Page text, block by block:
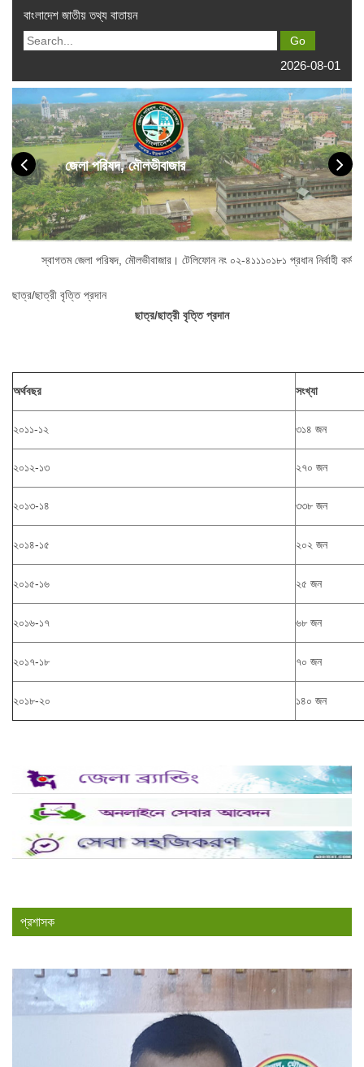
বাংলাদেশ জাতীয় তথ্য বাতায়ন
2026-08-01
জেলা পরিষদ, মৌলভীবাজার
জেলা পরিষদ, মৌলভীবাজার। টেলিফোন নং ০২-৪১১১০১৮১ প্রধান নির্বাহী কর্মকর্তা
ছাত্র/ছাত্রী বৃত্তি প্রদান
ছাত্র/ছাত্রী বৃত্তি প্রদান
অর্থবছর সংখ্যা
২০১১-১২ ৩১৪ জন
২০১২-১৩ ২৭০ জন
২০১৩-১৪ ৩৩৮ জন
২০১৪-১৫ ২০২ জন
২০১৫-১৬ ২৫ জন
২০১৬-১৭ ৬৮ জন
২০১৭-১৮ ৭০ জন
২০১৮-২০ ১৪০ জন
প্রশাসক